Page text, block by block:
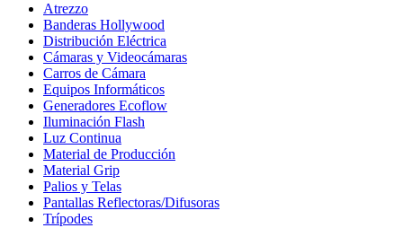
Atrezzo
Banderas Hollywood
Distribución Eléctrica
Cámaras y Videocámaras
Carros de Cámara
Equipos Informáticos
Generadores Ecoflow
Iluminación Flash
Luz Continua
Material de Producción
Material Grip
Palios y Telas
Pantallas Reflectoras/Difusoras
Trípodes